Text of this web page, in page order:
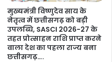
मुख्यमंत्री विष्णुदेव साय के
नेतृत्व में छत्तीसगढ़ को बड़ी
उपलब्धि, SASCI 2026-27 के
तहत प्रोत्साहन राशि प्राप्त करने
वाला देश का पहला राज्य बना
छत्तीसगढ़….